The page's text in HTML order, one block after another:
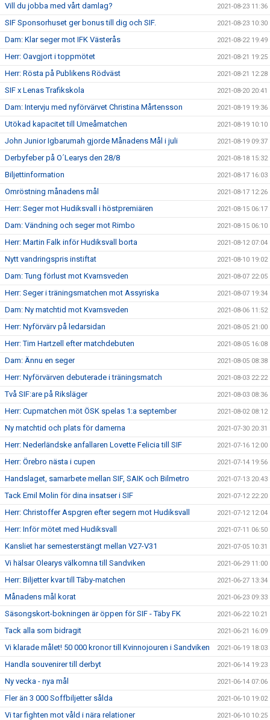
Vill du jobba med vårt damlag? 2021-08-23 11:36
SIF Sponsorhuset ger bonus till dig och SIF. 2021-08-23 10:30
Dam: Klar seger mot IFK Västerås 2021-08-22 19:49
Herr: Oavgjort i toppmötet 2021-08-21 19:25
Herr: Rösta på Publikens Rödväst 2021-08-21 12:28
SIF x Lenas Trafikskola 2021-08-20 20:41
Dam: Intervju med nyförvärvet Christina Mårtensson 2021-08-19 19:36
Utökad kapacitet till Umeåmatchen 2021-08-19 10:10
John Junior Igbarumah gjorde Månadens Mål i juli 2021-08-19 09:37
Derbyfeber på O´Learys den 28/8 2021-08-18 15:32
Biljettinformation 2021-08-17 16:03
Omröstning månadens mål 2021-08-17 12:26
Herr: Seger mot Hudiksvall i höstpremiären 2021-08-15 06:17
Dam: Vändning och seger mot Rimbo 2021-08-15 06:10
Herr: Martin Falk inför Hudiksvall borta 2021-08-12 07:04
Nytt vandringspris instiftat 2021-08-10 19:02
Dam: Tung förlust mot Kvarnsveden 2021-08-07 22:05
Herr: Seger i träningsmatchen mot Assyriska 2021-08-07 19:34
Dam: Ny matchtid mot Kvarnsveden 2021-08-06 11:52
Herr: Nyförvärv på ledarsidan 2021-08-05 21:00
Herr: Tim Hartzell efter matchdebuten 2021-08-05 16:08
Dam: Ännu en seger 2021-08-05 08:38
Herr: Nyförvärven debuterade i träningsmatch 2021-08-03 22:22
Två SIF:are på Riksläger 2021-08-03 08:36
Herr: Cupmatchen möt ÖSK spelas 1:a september 2021-08-02 08:12
Ny matchtid och plats för damerna 2021-07-30 20:31
Herr: Nederländske anfallaren Lovette Felicia till SIF 2021-07-16 12:00
Herr: Örebro nästa i cupen 2021-07-14 19:56
Handslaget, samarbete mellan SIF, SAIK och Bilmetro 2021-07-13 20:43
Tack Emil Molin för dina insatser i SIF 2021-07-12 22:20
Herr: Christoffer Aspgren efter segern mot Hudiksvall 2021-07-12 12:04
Herr: Inför mötet med Hudiksvall 2021-07-11 06:50
Kansliet har semesterstängt mellan V27-V31 2021-07-05 10:31
Vi hälsar Olearys välkomna till Sandviken 2021-06-29 11:00
Herr: Biljetter kvar till Täby-matchen 2021-06-27 13:34
Månadens mål korat 2021-06-23 09:33
Säsongskort-bokningen är öppen för SIF - Täby FK 2021-06-22 10:21
Tack alla som bidragit 2021-06-21 16:09
Vi klarade målet! 50 000 kronor till Kvinnojouren i Sandviken 2021-06-19 18:03
Handla souvenirer till derbyt 2021-06-14 19:23
Ny vecka - nya mål 2021-06-14 07:06
Fler än 3 000 Soffbiljetter sålda 2021-06-10 19:02
Vi tar fighten mot våld i nära relationer 2021-06-10 10:25